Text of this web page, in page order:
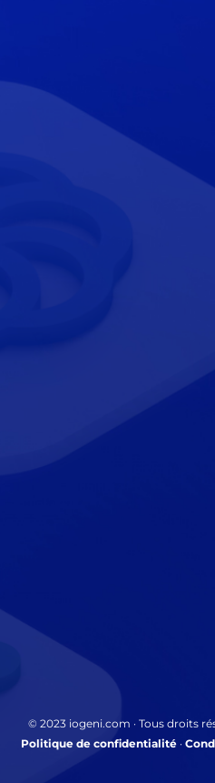
© 2023 iogeni.com · Tous droits
Politique de confidentialité·